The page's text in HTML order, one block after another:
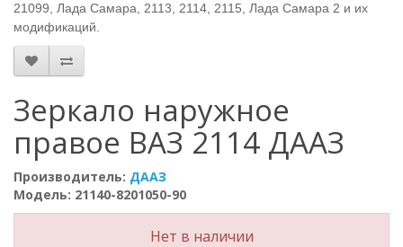
21099, Лада Самара, 2113, 2114, 2115, Лада Самара 2 и их
модификаций.
Зеркало наружное
правое ВАЗ 2114 ДААЗ
Производитель: ДААЗ
Модель: 21140-8201050-90
Нет в наличии